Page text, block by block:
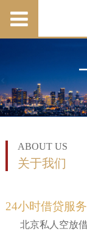
ABOUT US
关于我们
24小时借贷服务
北京私人空放借